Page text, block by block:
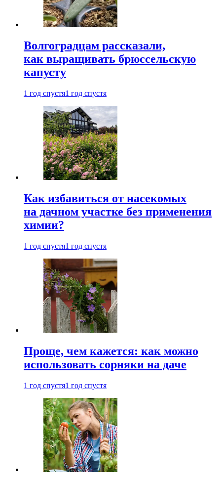
Волгоградцам рассказали,
как выращивать брюссельскую
капусту
1 год спустя1 год спустя
Как избавиться от насекомых
на дачном участке без применения
химии?
1 год спустя1 год спустя
Проще, чем кажется: как можно
использовать сорняки на даче
1 год спустя1 год спустя